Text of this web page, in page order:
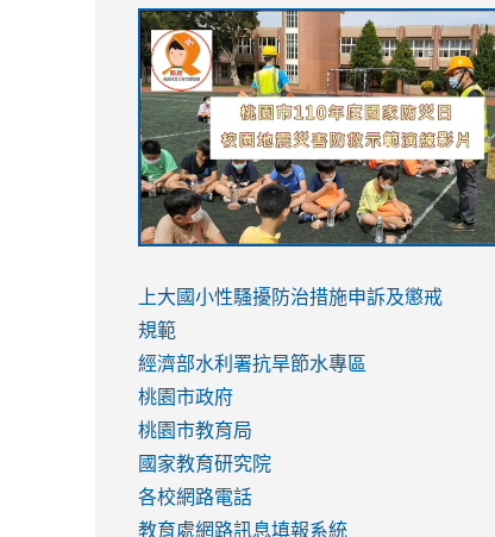
link
to
https://sites.google.com/stes.tyc.edu.tw/
link
to
https://drive.google.com/file/d/
usp=sharing
link
to
https://youtu.be/jJOMVWY3-
8M
link
to
https://drive.google.com/file/d/
usp=sharing
to
https://www.youtube.com/watch?
v=hC_gdZndU9s
to
https://www.youtube.com/watch?
v=hC_gdZndU9s
link
to
https://www.youtube.com/watch?
v=mfpNykQ0g4M
上大國小性騷擾防治措施申訴及懲戒
規範
經濟部水利署抗旱節水專區
桃園市政府
桃園市教育局
國家教育研究院
各校網路電話
教育處網路訊息填報系統